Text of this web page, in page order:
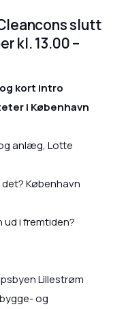
slutt
kl. 13.00 –
kort intro
i København
anlæg, Lotte
København
ud i fremtiden?
Lillestrøm
og